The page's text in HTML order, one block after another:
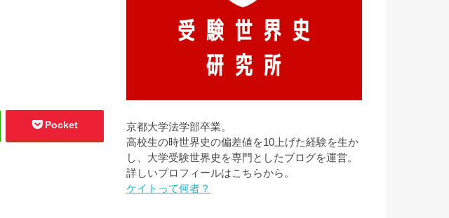
Pocket
京都大学法学部卒業。
高校生の時世界史の偏差値を10上げた経験を生か
し、大学受験世界史を専門としたブログを運営。
詳しいプロフィールはこちらから。
ケイトって何者？